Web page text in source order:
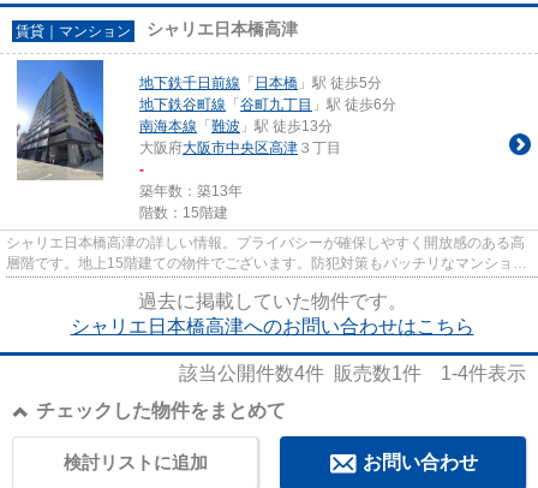
賃貸｜マンション シャリエ日本橋高津
地下鉄千日前線 「 日本橋 」駅 徒歩5分
地下鉄谷町線 「 谷町九丁目 」駅 徒歩6分
南海本線 「 難波 」駅 徒歩13分
大阪府大阪市中央区高津 ３丁目
-
築年数：築13年
階数：15階建
シャリエ日本橋高津の詳しい情報。プライバシーが確保しやすく開放感のある高
層階です。地上15階建ての物件でございます。防犯対策もバッチリなマンション
過去に掲載していた物件です。
シャリエ日本橋高津へのお問い合わせはこちら
該当公開件数4件 販売数1件 1-4件表示
チェックした物件をまとめて
お問い合わせ
検討リストに追加